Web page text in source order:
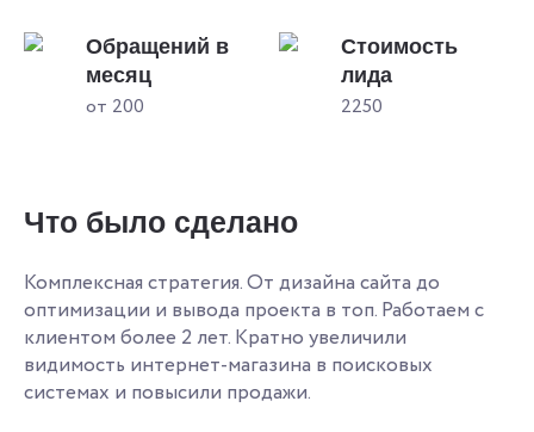
Обращений в
месяц
от 200
Стоимость
лида
2250
Что было сделано
Комплексная стратегия. От дизайна сайта до
оптимизации и вывода проекта в топ. Работаем с
клиентом более 2 лет. Кратно увеличили
видимость интернет-магазина в поисковых
системах и повысили продажи.